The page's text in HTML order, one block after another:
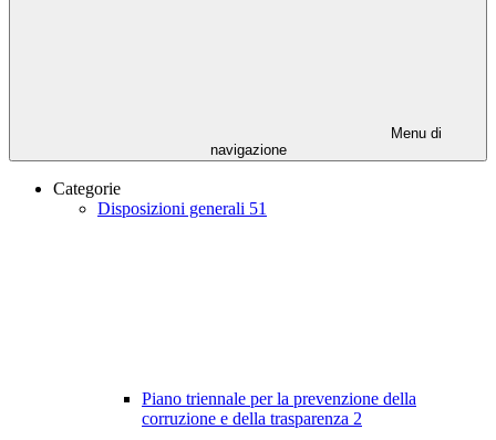
Menu di
navigazione
Categorie
Disposizioni generali 51
Piano triennale per la prevenzione della
corruzione e della trasparenza 2